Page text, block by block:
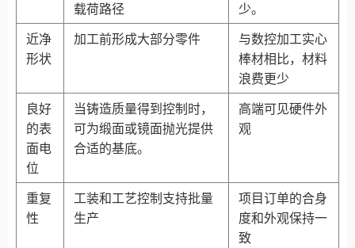
载荷路径
少。
近净
形状
加工前形成大部分零件
与数控加工实心
棒材相比，材料
浪费更少
良好
的表
面电
位
当铸造质量得到控制时，
可为缎面或镜面抛光提供
合适的基底。
高端可见硬件外
观
重复
性
工装和工艺控制支持批量
生产
项目订单的合身
度和外观保持一
致